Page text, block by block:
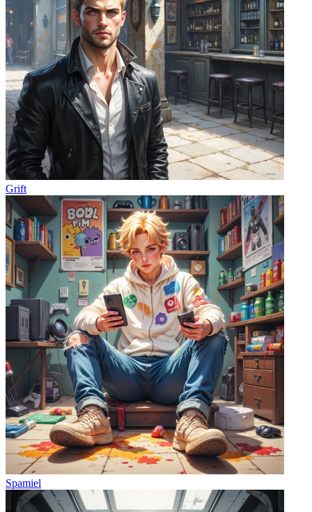
Grift
Spamiel